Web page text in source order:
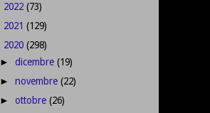
2022 (73)
2021 (129)
2020 (298)
►dicembre(19)
►novembre(22)
►ottobre(26)